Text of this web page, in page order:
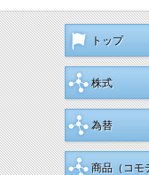
トップ
株式
為替
商品（コモ